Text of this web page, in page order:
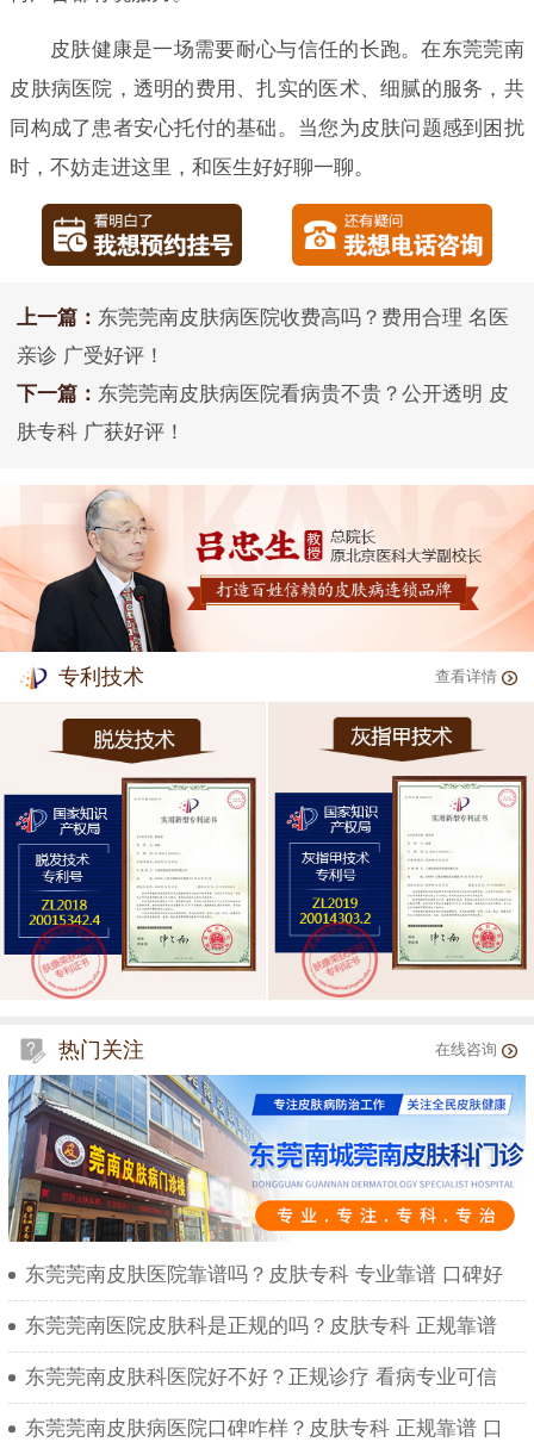
皮肤健康是一场需要耐心与信任的长跑。在东莞莞南
皮肤病医院，透明的费用、扎实的医术、细腻的服务，共
同构成了患者安心托付的基础。当您为皮肤问题感到困扰
时，不妨走进这里，和医生好好聊一聊。
上一篇： 东莞莞南皮肤病医院收费高吗？费用合理 名医
亲诊 广受好评！
下一篇： 东莞莞南皮肤病医院看病贵不贵？公开透明 皮
肤专科 广获好评！
专利技术 查看详情
热门关注 在线咨询
东莞莞南皮肤医院靠谱吗？皮肤专科 专业靠谱 口碑好
东莞莞南医院皮肤科是正规的吗？皮肤专科 正规靠谱
东莞莞南皮肤科医院好不好？正规诊疗 看病专业可信
东莞莞南皮肤病医院口碑咋样？皮肤专科 正规靠谱 口